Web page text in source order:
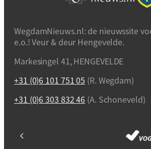
WegdamNieuws.nl: de nieuwssite
e.o.! Veur & deur Hengevelde.
Markesingel 41, HENGEVELDE
+31 (0)6 101 751 05 (R. Wegdam)
+31 (0)6 303 832 46 (A. Schoneveld)